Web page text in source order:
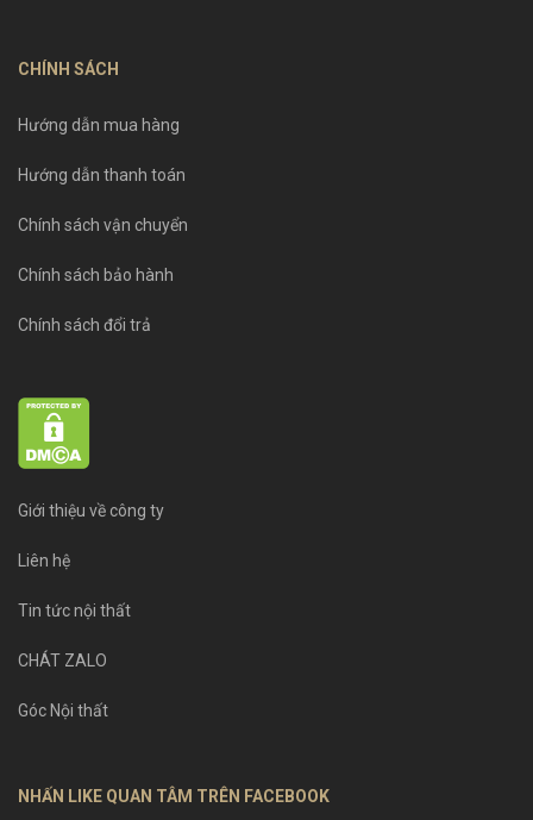
CHÍNH SÁCH
Hướng dẫn mua hàng
Hướng dẫn thanh toán
Chính sách vận chuyển
Chính sách bảo hành
Chính sách đổi trả
Giới thiệu về công ty
Liên hệ
Tin tức nội thất
CHÁT ZALO
Góc Nội thất
NHẤN LIKE QUAN TÂM TRÊN FACEBOOK